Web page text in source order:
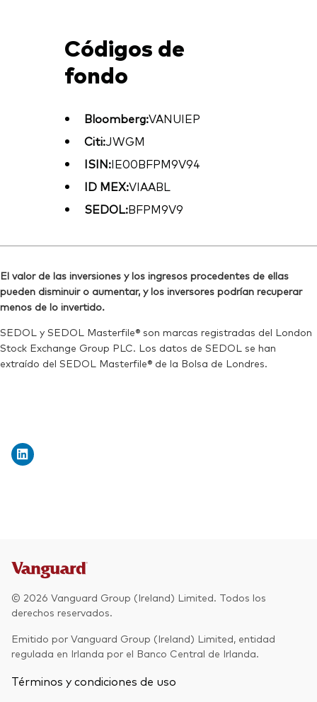
Códigos de
fondo
Bloomberg:VANUIEP
Citi:JWGM
ISIN:IE00BFPM9V94
ID MEX:VIAABL
SEDOL:BFPM9V9
El valor de las inversiones y los ingresos procedentes de ellas
pueden disminuir o aumentar, y los inversores podrían recuperar
menos de lo invertido.
SEDOL y SEDOL Masterfile® son marcas registradas del London
Stock Exchange Group PLC. Los datos de SEDOL se han
extraído del SEDOL Masterfile® de la Bolsa de Londres.
© 2026 Vanguard Group (Ireland) Limited. Todos los
derechos reservados.
Emitido por Vanguard Group (Ireland) Limited, entidad
regulada en Irlanda por el Banco Central de Irlanda.
Términos y condiciones de uso